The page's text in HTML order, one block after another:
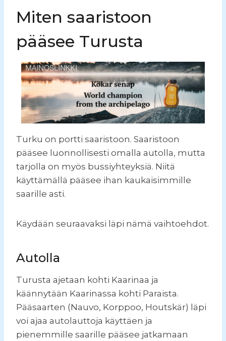
Miten saaristoon
pääsee Turusta
Turku on portti saaristoon. Saaristoon
pääsee luonnollisesti omalla autolla, mutta
tarjolla on myös bussiyhteyksiä. Niitä
käyttämällä pääsee ihan kaukaisimmille
saarille asti.
Käydään seuraavaksi läpi nämä vaihtoehdot.
Autolla
Turusta ajetaan kohti Kaarinaa ja
käännytään Kaarinassa kohti Paraista.
Pääsaarten (Nauvo, Korppoo, Houtskär) läpi
voi ajaa autolauttoja käyttäen ja
pienemmille saarille pääsee jatkamaan